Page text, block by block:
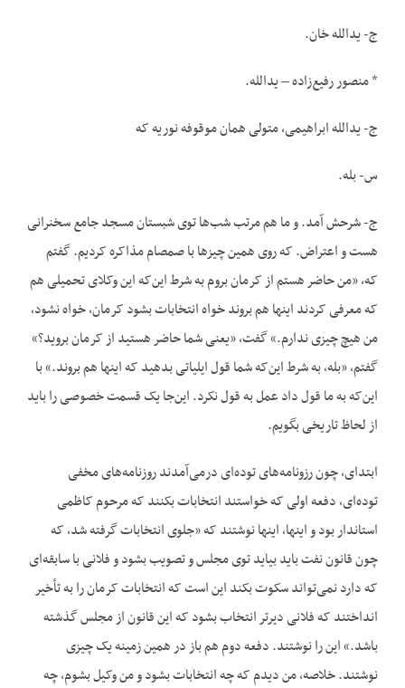
ج- یدالله خان.
* منصور رفیع‌زاده – یدالله.
ج- یدالله ابراهیمی، متولی همان موقوفه نوریه که
س- بله.
ج- شرحش آمد. و ما هم مرتب شب‌ها توی شبستان مسجد جامع سخنرانی
هست و اعتراض. که روی همین چیزها با صمصام مذاکره کردیم. گفتم
که، «من حاضر هستم از کرمان بروم به شرط این‌که این وکلای تحمیلی هم
که معرفی کردند اینها هم بروند خواه انتخابات بشود کرمان، خواه نشود،
من هیچ چیزی ندارم.» گفت، «یعنی شما حاضر هستید از کرمان بروید؟»
گفتم، «بله، به شرط این‌که شما قول ایلیاتی بدهید که اینها هم بروند.» با
این‌که به ما قول داد عمل به قول نکرد. این‌جا یک قسمت خصوصی را باید
از لحاظ تاریخی بگویم.
ابتدای، چون رزونامه‌های توده‌ای درمی‌آمدند روزنامه‌های مخفی
توده‌ای، دفعه اولی که خواستند انتخابات بکنند که مرحوم کاظمی
استاندار بود و اینها، اینها نوشتند که «جلوی انتخابات گرفته شد، که
چون قانون نفت باید بیاید توی مجلس و تصویب بشود و فلانی با سابقه‌ای
که دارد نمی‌تواند سکوت بکند این است که انتخابات کرمان را به تأخیر
انداختند که فلانی دیرتر انتخاب بشود که این قانون از مجلس گذشته
باشد.» این را نوشتند. دفعه دوم هم باز در همین زمینه یک چیزی
نوشتند. خلاصه، من دیدم که چه انتخابات بشود و من وکیل بشوم، چه